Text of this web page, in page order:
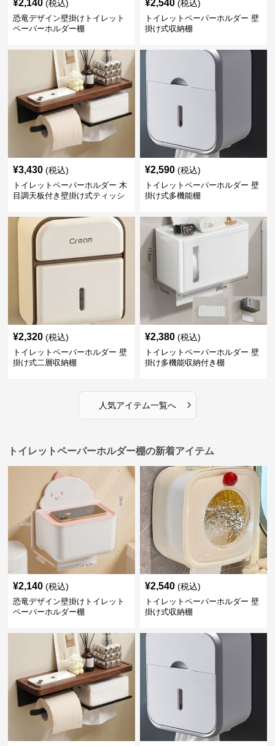
¥2,140 (税込)
恐竜デザイン壁掛けトイレット
ペーパーホルダー棚
¥2,540 (税込)
トイレットペーパーホルダー 壁
掛け式収納棚
¥3,430 (税込)
トイレットペーパーホルダー 木
目調天板付き壁掛け式ティッシ
¥2,590 (税込)
トイレットペーパーホルダー 壁
掛け式多機能棚
¥2,320 (税込)
トイレットペーパーホルダー 壁
掛け式二層収納棚
¥2,380 (税込)
トイレットペーパーホルダー 壁
掛け多機能収納付き棚
人気アイテム一覧へ ›
トイレットペーパーホルダー棚の新着アイテム
¥2,140 (税込)
恐竜デザイン壁掛けトイレット
ペーパーホルダー棚
¥2,540 (税込)
トイレットペーパーホルダー 壁
掛け式収納棚